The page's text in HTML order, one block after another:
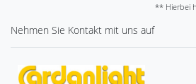
** Hierbei
Nehmen Sie Kontakt mit uns auf